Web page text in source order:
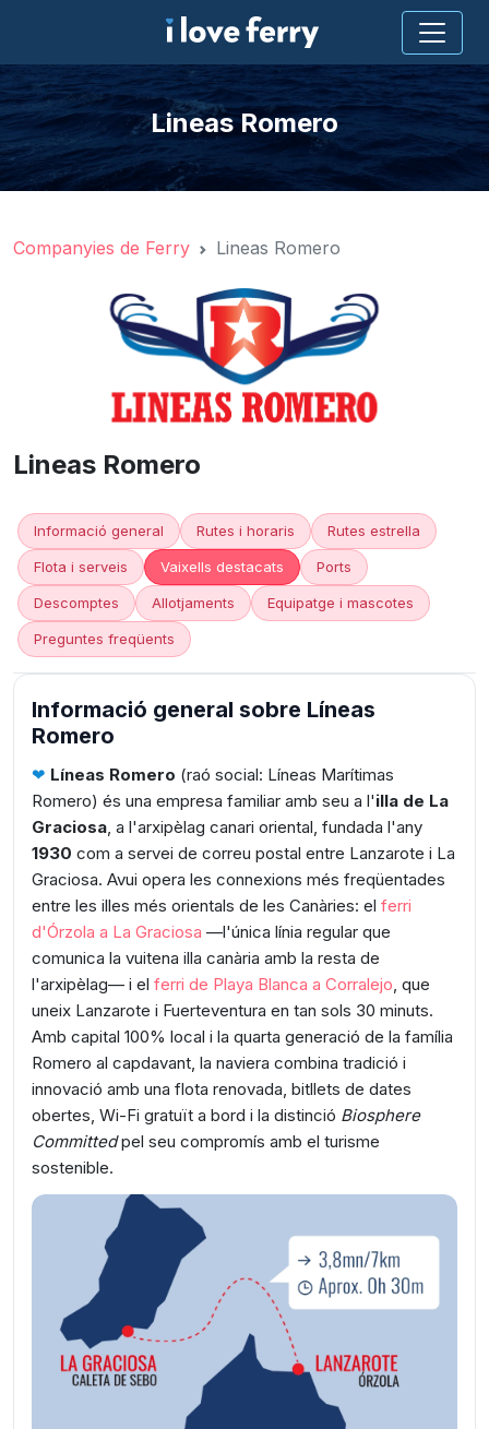
Lineas Romero
Companyies de Ferry Lineas Romero
Lineas Romero
Informació general Rutes i horaris Rutes estrella
Flota i serveis Vaixells destacats Ports
Descomptes Allotjaments Equipatge i mascotes
Preguntes freqüents
Informació general sobre Líneas
Romero
❤︎ Líneas Romero (raó social: Líneas Marítimas
Romero) és una empresa familiar amb seu a l'illa de La
Graciosa, a l'arxipèlag canari oriental, fundada l'any
1930 com a servei de correu postal entre Lanzarote i La
Graciosa. Avui opera les connexions més freqüentades
entre les illes més orientals de les Canàries: el ferri
d'Órzola a La Graciosa —l'única línia regular que
comunica la vuitena illa canària amb la resta de
l'arxipèlag— i el ferri de Playa Blanca a Corralejo, que
uneix Lanzarote i Fuerteventura en tan sols 30 minuts.
Amb capital 100% local i la quarta generació de la família
Romero al capdavant, la naviera combina tradició i
innovació amb una flota renovada, bitllets de dates
obertes, Wi-Fi gratuït a bord i la distinció Biosphere
Committedpel seu compromís amb el turisme
sostenible.